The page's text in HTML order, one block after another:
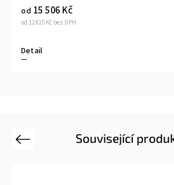
Související
Previous
od 12 815 Kč bez DPH
15 506 Kč
Detail